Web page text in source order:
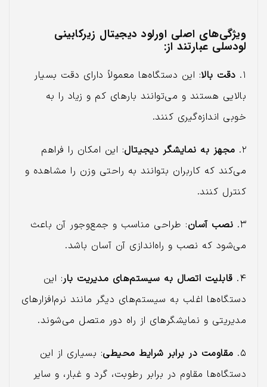
ویژگی‌های اصلی اورلود دیجیتال زیرکابینی
لودسلی عبارتند از:
۱. دقت بالا: این دستگاه‌ها معمولاً دارای دقت بسیار
بالایی هستند و می‌توانند بارهای کم و زیاد را به
خوبی اندازه‌گیری کنند.
۲. مجهز به نمایشگر دیجیتال: این امکان را فراهم
می‌کند که کاربران بتوانند به راحتی وزن را مشاهده و
کنترل کنند.
۳. نصب آسان: طراحی مناسب و جمع‌وجور آن باعث
می‌شود که نصب و راه‌اندازی آن آسان باشد.
۴. قابلیت اتصال به سیستم‌های مدیریت بار: این
دستگاه‌ها اغلب به سیستم‌های دیگر مانند نرم‌افزارهای
مدیریتی و نمایشگرهای از راه دور متصل می‌شوند.
۵. مقاومت در برابر شرایط محیطی: بسیاری از این
دستگاه‌ها مقاوم در برابر رطوبت، گرد و غبار، و سایر